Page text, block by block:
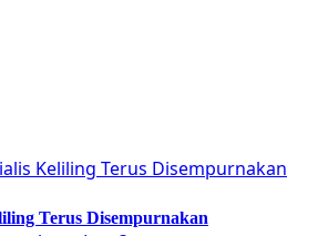
Terus Disempurnakan